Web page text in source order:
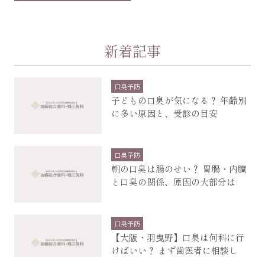
新着記事
口臭予防
子どもの口臭が気になる？ 年齢別
に多い原因と、受診の目安
口臭予防
朝の口臭は腸のせい？ 胃腸・内臓
と口臭の関係、原因の大部分は
口臭予防
【大阪・羽曳野】口臭は何科に行
けばいい？ まず歯医者に相談し